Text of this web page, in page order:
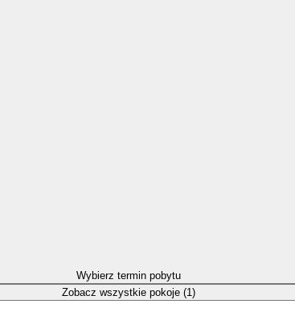
Wybierz termin pobytu
Zobacz wszystkie pokoje (1)